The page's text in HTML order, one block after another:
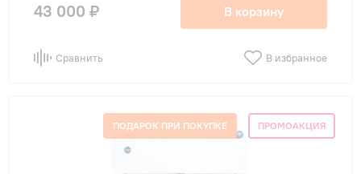
43 000 ₽ В корзину
Сравнить В избранное
ПОДАРОК ПРИ ПОКУПКЕ ПРОМОАКЦИЯ